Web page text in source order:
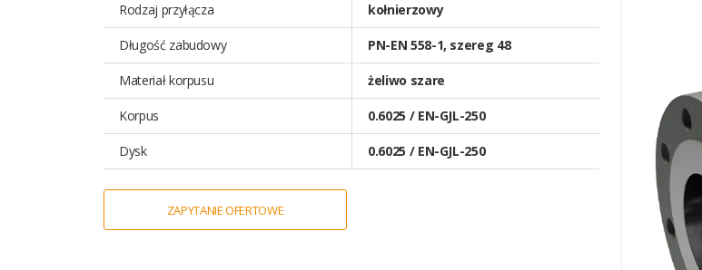
Rodzaj przyłącza kołnierzowy
Długość zabudowy PN-EN 558-1, szereg 48
Materiał korpusu żeliwo szare
Korpus 0.6025 / EN-GJL-250
Dysk 0.6025 / EN-GJL-250
ZAPYTANIE OFERTOWE